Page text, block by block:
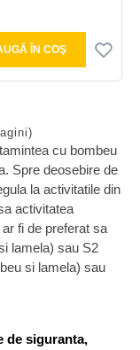
cu bombeu
Spre deosebire de
la activitatile din
activitatea
fi de preferat sa
lamela) sau S2
si lamela) sau
de siguranta,
ÎN COŞ